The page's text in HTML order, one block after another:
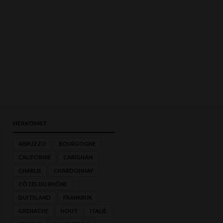
HERKOMST
ABRUZZO BOURGOGNE
CALIFORNIË CARIGNAN
CHABLIS CHARDONNAY
CÔTES DU RHÔNE
DUITSLAND FRANKRIJK
GRENACHE HOUT ITALIË